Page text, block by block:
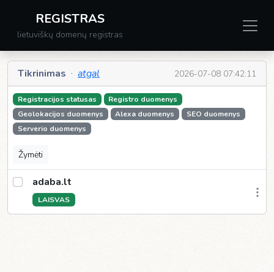
REGISTRAS
lietuviškų domenų registras
Tikrinimas · atgal 2026-07-08 07:42:11
Registracijos statusas
Registro duomenys
Geolokacijos duomenys
Alexa duomenys
SEO duomenys
Serverio duomenys
Žymėti
adaba.lt
LAISVAS